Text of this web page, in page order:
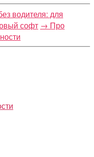
водителя: для
софт → Про